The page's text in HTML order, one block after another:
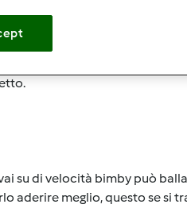
su di velocità bimby può
aderire meglio, questo se si